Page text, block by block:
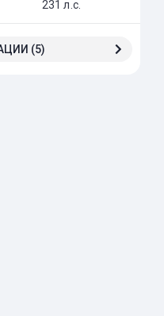
231 л.с.
(5)